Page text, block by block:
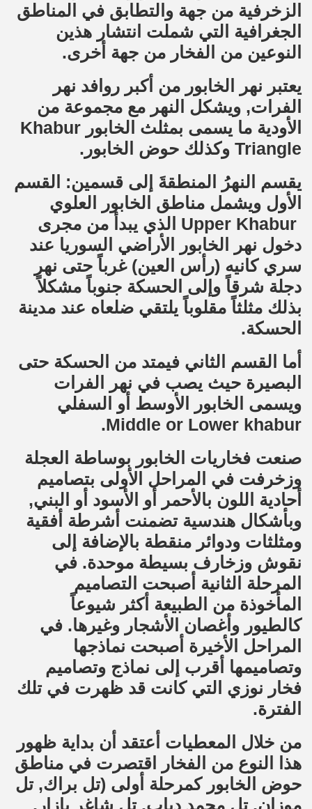
الزخرفية من جهة والتطابق في المناطق
الجغرافية التي شملت انتشار هذين
النوعين من الفخار من جهة أخرى.
يعتبر نهر الخابور من أكبر روافد نهر
الفرات, ويشكل النهر مع مجموعة من
الأودية ما يسمى بمثلث الخابور Khabur
Triangle وكذلك حوض الخابور.
يقسم النهرُ المنطقةَ إلى قسمين: القسم
الأول ويشمل مناطق الخابور العلوي
Upper Khabur الذي يبدأ من مجرى
دخول نهر الخابور الأراضي السوريا عند
سري كانيه (رأس العين) غرباً حتى نهر
دجلة شرقاً وإلى الحسكة جنوباً مشكلاً
بذلك مثلثاً مقلوباً يلتقي ضلعاه عند مدينة
الحسكة.
أما القسم الثاني فيمتد من الحسكة حتى
البصيرة حيث يصب في نهر الفرات
ويسمى الخابور الأوسط أو السفلي
Middle or Lower khabur.
صنعت فخاريات الخابور بوساطة العجلة
وزخرفت في المراحل الأولى بتصاميم
أحادية اللون بالأحمر أو الأسود أو البني,
وبأشكال هندسية تضمنت أشرطة أفقية
ومثلثات ودوائر منقطة بالإضافة إلى
نقوش وزخارف بسيطة موحدة. في
المرحلة الثانية أصبحت التصاميم
المأخوذة من الطبيعة أكثر شيوعاً
كالطيور وأغصان الأشجار وغيرها. في
المراحل الأخيرة أصبحت نماذجها
وتصاميمها أقرب إلى نماذج وتصاميم
فخار نوزي التي كانت قد ظهرت في تلك
الفترة.
من خلال المعطيات أعتقد أن بداية ظهور
هذا النوع من الفخار اقتصرت في مناطق
حوض الخابور كمرحلة أولى (تل براك, تل
موزان, تل محمد دياب, تل شاغر بازار,